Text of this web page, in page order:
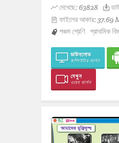
দেখেছে: 63828
ফাইলের আকার: 37.69
পঞ্চম শ্রেণি প্রাথমিক
ডাউনলোড
কম্পিউটার ভার্সন
দেখুন
ওয়েব ভার্সন